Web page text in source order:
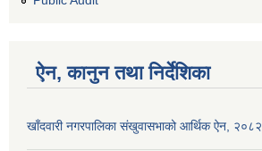
ऐन, कानुन तथा निर्देशिका
खाँदवारी नगरपालिका संखुवासभाको आर्थिक ऐन, २०८२